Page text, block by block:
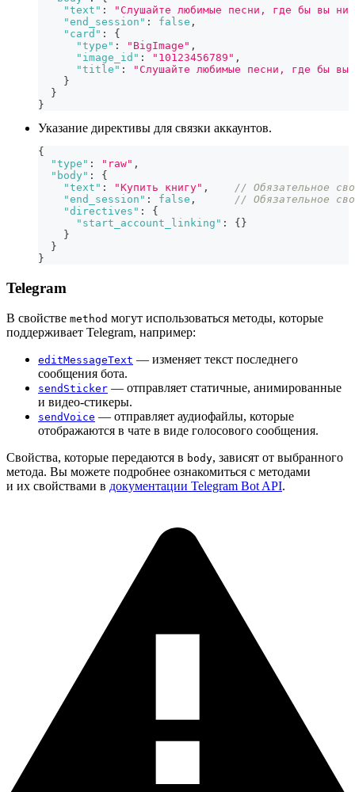
"text" :
"Слушайте любимые песни, где бы вы ни
"end_session" : false ,
"card" :
{
"type" : "BigImage" ,
"image_id" : "10123456789" ,
"title" :
"Слушайте любимые песни, где бы вы
}
}
}
Указание директивы для связки аккаунтов.
{
"type" : "raw" ,
"body" :
{
"text" : "Купить книгу" ,
// Обязательное
"end_session" : false ,
// Обязательное
"directives" :
{
"start_account_linking" : { }
}
}
}
Telegram
В свойстве method могут использоваться методы, которые
поддерживает Telegram, например:
editMessageText — изменяет текст последнего
сообщения бота.
sendSticker — отправляет статичные, анимированные
и видео-стикеры.
sendVoice — отправляет аудиофайлы, которые
отображаются в чате в виде голосового сообщения.
Свойства, которые передаются в body, зависят от выбранного
метода. Вы можете подробнее ознакомиться с методами
и их свойствами в документации Telegram Bot API.